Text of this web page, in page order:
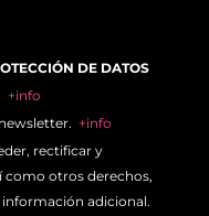
DE DATOS
+info
+info
rectificar y
como otros derechos,
adicional.